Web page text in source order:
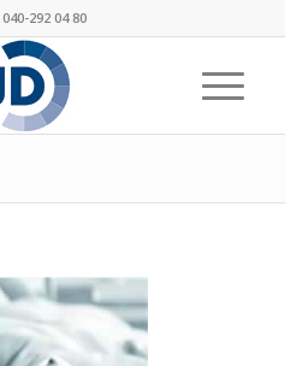
292 04 80